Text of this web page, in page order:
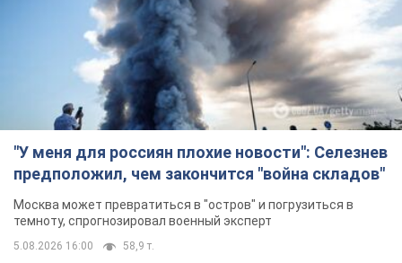
"У меня для россиян плохие новости": Селезнев
предположил, чем закончится "война складов"
Москва может превратиться в "остров" и погрузиться в
темноту, спрогнозировал военный эксперт
5.08.2026 16:00 58,9 т.